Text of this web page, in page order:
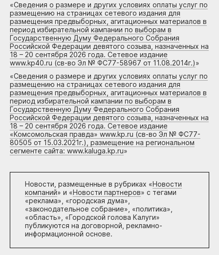
«Сведения о размере и других условиях оплаты услуг по
размещению на страницах сетевого издания для
размещения предвыборных, агитационных материалов в
период избирательной кампании по выборам в
Государственную Думу Федерального Собрания
Российской Федерации девятого созыва, назначенных на
18 – 20 сентября 2026 года. Сетевое издание
www.kp40.ru (св-во Эл № ФС77-58967 от 11.08.2014г.)»
«Сведения о размере и других условиях оплаты услуг по
размещению на страницах сетевого издания для
размещения предвыборных, агитационных материалов в
период избирательной кампании по выборам в
Государственную Думу Федерального Собрания
Российской Федерации девятого созыва, назначенных на
18 – 20 сентября 2026 года. Сетевое издание
«Комсомольская правда» www.kp.ru (св-во Эл № ФС77-
80505 от 15.03.2021г.), размещение на региональном
сегменте сайта: www.kaluga.kp.ru»
Новости, размещенные в рубриках «Новости
компаний» и «Новости партнеров» с тегами
«реклама», «городская дума»,
«законодательное собрание», «политика»,
«область», «Городской голова Калуги»
публикуются на договорной, рекламно-
информационной основе.